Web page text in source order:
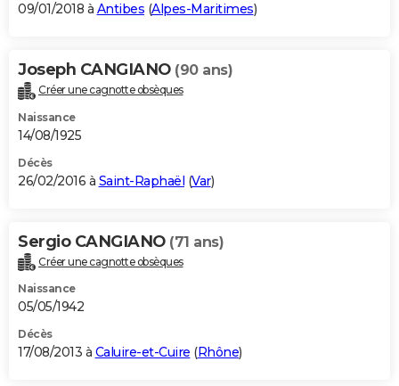
09/01/2018 à Antibes (Alpes-Maritimes)
Joseph CANGIANO (90 ans)
Créer une cagnotte obsèques
Naissance
14/08/1925
Décès
26/02/2016 à Saint-Raphaël (Var)
Sergio CANGIANO (71 ans)
Créer une cagnotte obsèques
Naissance
05/05/1942
Décès
17/08/2013 à Caluire-et-Cuire (Rhône)